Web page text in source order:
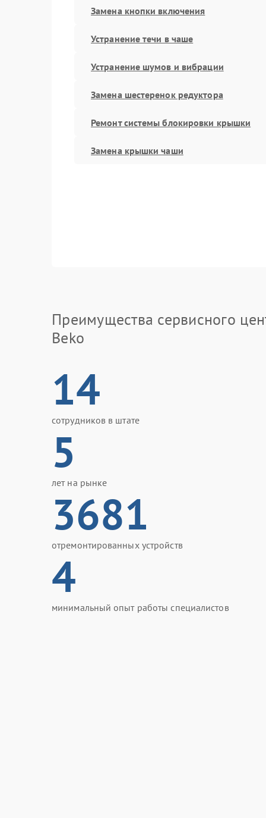
Замена кнопки включения
Устранение течи в чаше
Устранение шумов и вибрации
Замена шестеренок редуктора
Ремонт системы блокировки крышки
Замена крышки чаши
Преимущества сервисного
Beko
14
сотрудников в штате
5
лет на рынке
3681
отремонтированных устройств
4
минимальный опыт работы специалистов